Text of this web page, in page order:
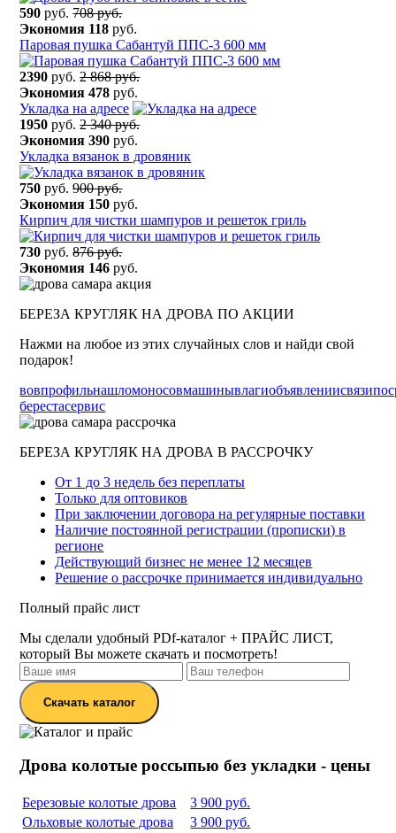
590 руб.708 руб.
Экономия 118 руб.
Паровая пушка Сабантуй ППС-3 600 мм
2390 руб.2 868 руб.
Экономия 478 руб.
Укладка на адресе
1950 руб.2 340 руб.
Экономия 390 руб.
Укладка вязанок в дровяник
750 руб.900 руб.
Экономия 150 руб.
Кирпич для чистки шампуров и решеток гриль
730 руб.876 руб.
Экономия 146 руб.
БЕРЕЗА КРУГЛЯК НА ДРОВА ПО АКЦИИ
Нажми на любое из этих случайных слов и найди свой
подарок!
вовпрофильнашломоносовмашинывлагиобъявлениисвязи
берестасервис
БЕРЕЗА КРУГЛЯК НА ДРОВА В РАССРОЧКУ
От 1 до 3 недель без переплаты
Только для оптовиков
При заключении договора на регулярные поставки
Наличие постоянной регистрации (прописки) в
регионе
Действующий бизнес не менее 12 месяцев
Решение о рассрочке принимается индивидуально
Полный прайс лист
Мы сделали удобный PDf-каталог + ПРАЙС ЛИСТ,
который Вы можете скачать и посмотреть!
Скачать каталог
Дрова колотые россыпью без укладки - цены
Березовые колотые дрова
3 900 руб.
Ольховые колотые дрова
3 900 руб.